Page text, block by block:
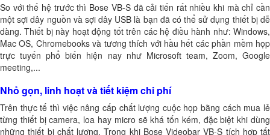
So với thế hệ trước thì Bose VB-S đã cải tiến rất nhiều khi mà chỉ cần
một sợi dây nguồn và sợi dây USB là bạn đã có thể sử dụng thiết bị dễ
dàng. Thiết bị này hoạt động tốt trên các hệ điều hành như: Windows,
Mac OS, Chromebooks và tương thích với hầu hết các phần mềm họp
trực tuyến phổ biến hiện nay như Microsoft team, Zoom, Google
meeting,...
Nhỏ gọn, linh hoạt và tiết kiệm chi phí
Trên thực tế thì việc nâng cấp chất lượng cuộc họp bằng cách mua lẻ
từng thiết bị camera, loa hay micro sẽ khá tốn kém, đặc biệt khi dùng
những thiết bị chất lượng. Trong khi Bose Videobar VB-S tích hợp tất